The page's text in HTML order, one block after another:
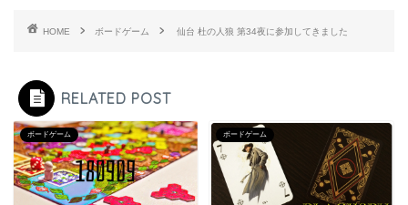
HOME ボードゲーム 仙台 杜の人狼 第34夜に参加してきました
RELATED POST
ボードゲーム ボードゲーム